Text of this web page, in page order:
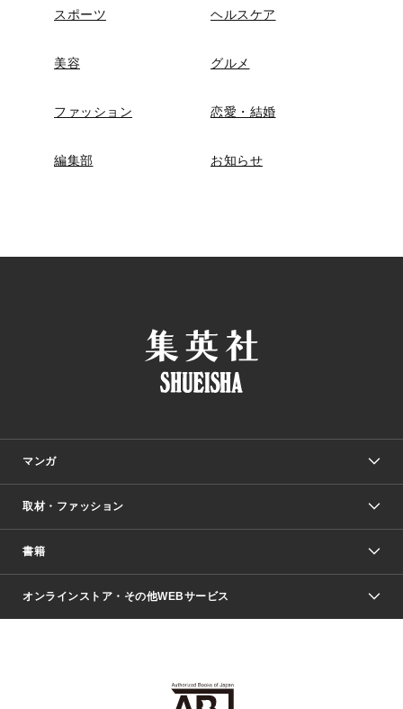
スポーツ ヘルスケア
美容 グルメ
ファッション 恋愛・結婚
編集部 お知らせ
マンガ
少年マンガ
Vジャンプ
週刊ヤングジャンプ
少女マンガ
取材・ファッション
Seventeen
芸能・情報・スポーツ
書籍
文芸・文庫・総合
ライトノベル・ノベライズ
オンラインストア・その他WEBサービス